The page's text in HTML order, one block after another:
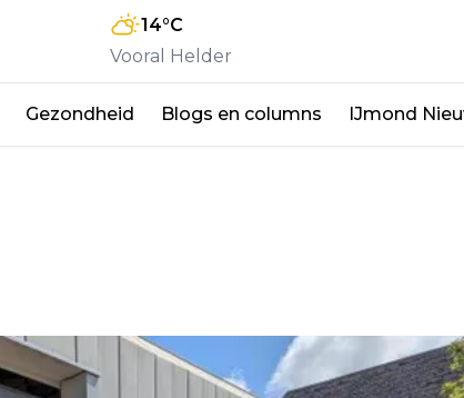
14°C
Vooral Helder
Gezondheid Blogs en columns IJmond